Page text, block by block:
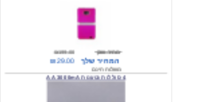
המחיר שלך
משלוח חינם